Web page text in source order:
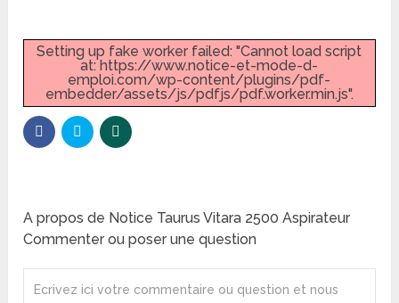
Setting up fake worker failed: "Cannot load script
at: https://www.notice-et-mode-d-
emploi.com/wp-content/plugins/pdf-
embedder/assets/js/pdfjs/pdf.worker.min.js".
A propos de Notice Taurus Vitara 2500 Aspirateur
Commenter ou poser une question